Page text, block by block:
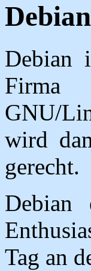
Debian
Firma
GNU/
wird
gerecht.
Tag an